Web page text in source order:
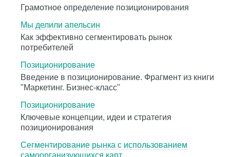
Грамотное определение позиционирования
Мы делили апельсин
Как эффективно сегментировать рынок
потребителей
Позиционирование
Введение в позиционирование. Фрагмент из книги
"Маркетинг. Бизнес-класс"
Позиционирование
Ключевые концепции, идеи и стратегия
позиционирования
Сегментирование рынка с использованием
самоорганизующихся карт